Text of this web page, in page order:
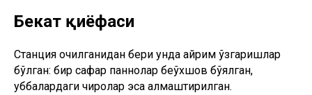
Бекат қиёфаси
Станция очилганидан бери унда айрим ўзгаришлар
бўлган: бир сафар паннолар беўхшов бўялган,
қуббалардаги чироқлар эса алмаштирилган.